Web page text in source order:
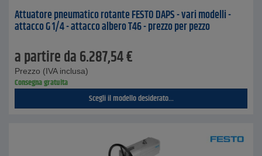
Attuatore pneumatico rotante FESTO DAPS - vari modelli -
attacco G 1/4 - attacco albero T46 - prezzo per pezzo
a partire da6.287,54€
Prezzo (IVA inclusa)
Consegna gratuita
Scegli il modello desiderato...